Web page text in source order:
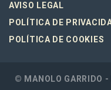
AVISO LEGAL
POLÍTICA DE
POLÍTICA DE COOKIES
© MANOLO GARRIDO